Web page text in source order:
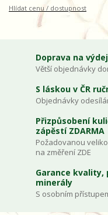
Hlídat cenu / dostupnost
Doprava na
Větší objednávky
S láskou v ČR
Objednávky
Přizpůsobení
zápěstí ZDARMA
Požadovanou
na změření ZDE
Garance kvality,
minerály
S osobním